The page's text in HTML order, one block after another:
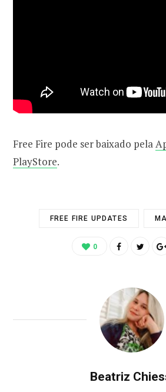
Free Fire pode ser baixado pela
PlayStore.
FREE FIRE UPDATES
0
Beatriz